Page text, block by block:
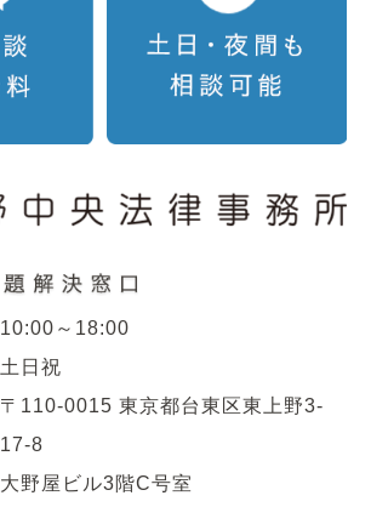
10:00～18:00
土日祝
〒110-0015 東京都台東区東上野3-
17-8
大野屋ビル3階C号室